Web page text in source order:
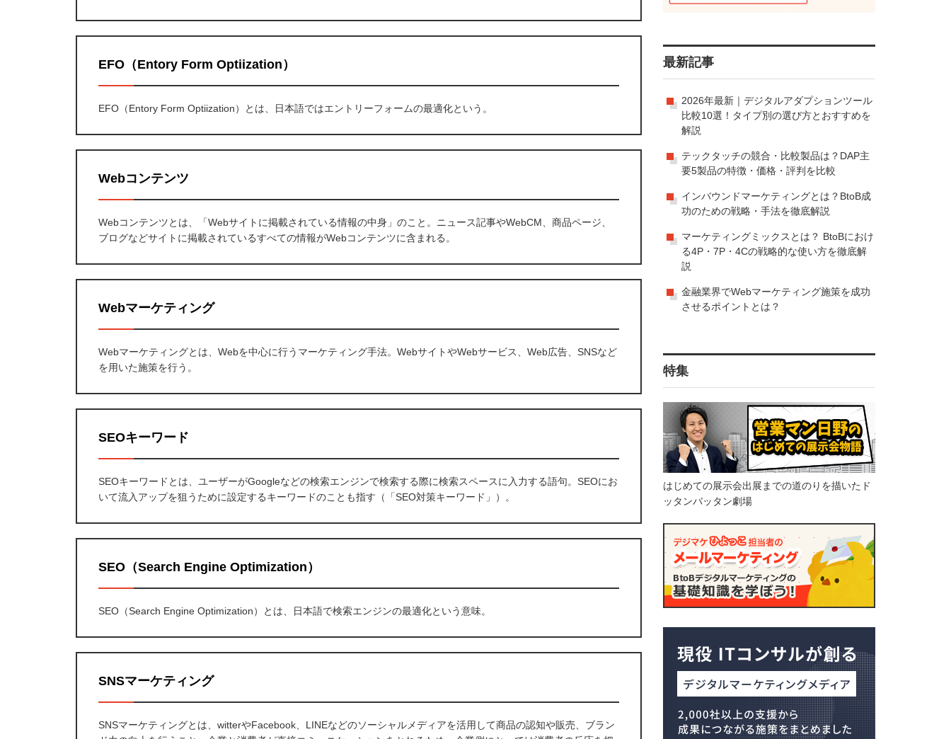
EFO（Entory Form Optiization）
EFO（Entory Form Optiization）とは、日本語ではエントリーフォームの最適化という。
Webコンテンツ
Webコンテンツとは、「Webサイトに掲載されている情報の中身」のこと。ニュース記事やWebCM、商品ページ、
ブログなどサイトに掲載されているすべての情報がWebコンテンツに含まれる。
Webマーケティング
Webマーケティングとは、Webを中心に行うマーケティング手法。WebサイトやWebサービス、Web広告、SNSなど
を用いた施策を行う。
SEOキーワード
SEOキーワードとは、ユーザーがGoogleなどの検索エンジンで検索する際に検索スペースに入力する語句。SEOにお
いて流入アップを狙うために設定するキーワードのことも指す（「SEO対策キーワード」）。
SEO（Search Engine Optimization）
SEO（Search Engine Optimization）とは、日本語で検索エンジンの最適化という意味。
SNSマーケティング
SNSマーケティングとは、witterやFacebook、LINEなどのソーシャルメディアを活用して商品の認知や販売、ブラン
最新記事
2026年最新｜デジタルアダプションツール
比較10選！タイプ別の選び方とおすすめを
解説
テックタッチの競合・比較製品は？DAP主
要5製品の特徴・価格・評判を比較
インバウンドマーケティングとは？BtoB成
功のための戦略・手法を徹底解説
マーケティングミックスとは？ BtoBにおけ
る4P・7P・4Cの戦略的な使い方を徹底解
説
金融業界でWebマーケティング施策を成功
させるポイントとは？
特集
はじめての展示会出展までの道のりを描いたド
ッタンバッタン劇場